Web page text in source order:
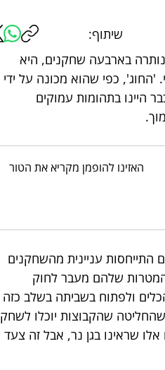
בארבעה שחקנים, היא
כפי שהוא מכונה על ידי
היינו בתהומות עמוקים
האזינו להופמן מקריא את הטור
עניינית מהשחקנים
המטרות שלהם מעבר לחוק
ולפתוח בשביתה בשלב כזה
שהקבוצות יוכלו לשחק
שראינו בגן נר, אבל זה צעד
שיתוף: